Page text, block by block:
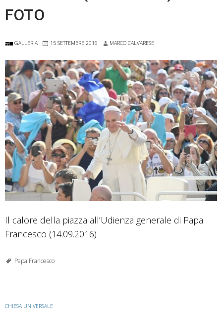
di
soffre
FOTO
GALLERIA 15 SETTEMBRE 2016 MARCO CALVARESE
Il calore della piazza all’Udienza generale di Papa
Francesco (14.09.2016)
Papa Francesco
CHIESA UNIVERSALE